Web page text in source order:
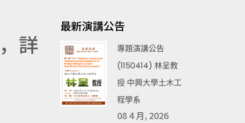
詳
最新演講公告
專題演講公告
(1150414) 林呈教
授 中興大學土木工
程學系
08 4 月, 2026